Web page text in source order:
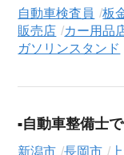
む33,686件（2026
ており、その多くが
気になる求人がござ
イザーが、これまで
職務経歴書の作成か
自動車検査員 板
販売店
カー用品
ガソリンスタンド
自動車整備士
新潟市 長岡市